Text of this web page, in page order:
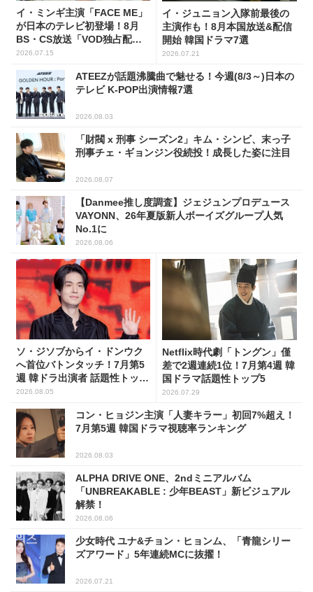
イ・ミンギ主演「FACE ME」
が日本のテレビ初登場！8月
BS・CS放送「VOD独占配
信」韓ドラ11選
2026.07.15
イ・ジュニョン入隊前最後の
主演作も！8月本国放送&配信
開始 韓国ドラマ7選
2026.07.21
ATEEZが話題沸騰曲で魅せる！今週(8/3～)日本の
テレビ K-POP出演情報7選
2026.08.03
「財閥 x 刑事 シーズン2」キム・シンビ、末っ子
刑事チェ・ギョンジン役続投！成長した姿に注目
2026.08.07
【Danmee推し度調査】ジェジュンプロデュース
VAYONN、26年夏版新人ボーイズグループ人気
No.1に
2026.08.06
ソ・ジソブからイ・ドンウク
へ首位バトンタッチ！7月第5
週 韓ドラ出演者 話題性トップ
5
2026.08.05
Netflix時代劇「トングン」僅
差で2週連続1位！7月第4週 韓
国ドラマ話題性トップ5
2026.07.29
コン・ヒョジン主演「人妻キラー」初回7%超え！
7月第5週 韓国ドラマ視聴率ランキング
2026.08.03
ALPHA DRIVE ONE、2ndミニアルバム
「UNBREAKABLE : 少年BEAST」新ビジュアル
解禁！
2026.08.06
少女時代 ユナ&チョン・ヒョンム、「青龍シリー
ズアワード」5年連続MCに抜擢！
2026.07.21